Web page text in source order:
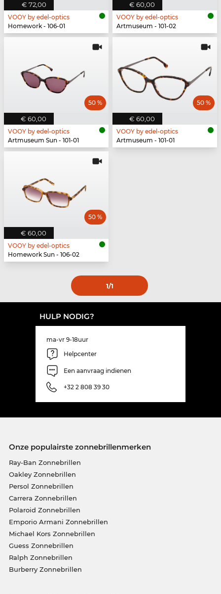
€ 72,00
VOOY by edel-optics
Homework - 106-01
€ 60,00
VOOY by edel-optics
Artmuseum - 101-02
€ 60,00
50 %
VOOY by edel-optics
Artmuseum Sun - 101-01
€ 60,00
50 %
VOOY by edel-optics
Artmuseum - 101-01
€ 60,00
50 %
VOOY by edel-optics
Homework Sun - 106-02
1/1
HULP NODIG?
ma-vr 9-18uur
Helpcenter
Een aanvraag indienen
+32 2 808 39 30
Onze populairste zonnebrillenmerken
Ray-Ban Zonnebrillen
Oakley Zonnebrillen
Persol Zonnebrillen
Carrera Zonnebrillen
Polaroid Zonnebrillen
Emporio Armani Zonnebrillen
Michael Kors Zonnebrillen
Guess Zonnebrillen
Ralph Zonnebrillen
Burberry Zonnebrillen